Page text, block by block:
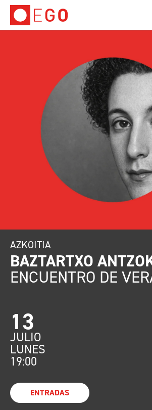
AZKOITIA
BAZTARTXO
ENCUENTRO DE
13
JULIO
LUNES
19:00
ENTRADAS